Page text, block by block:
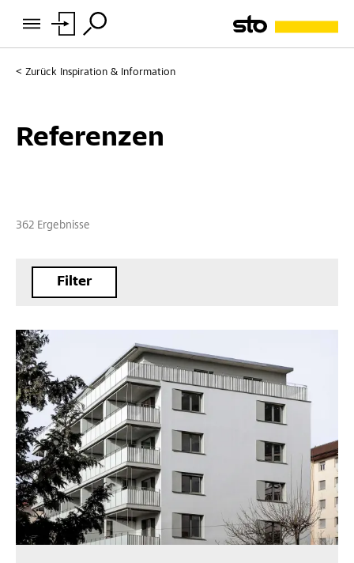
Zurück Inspiration & Information
Referenzen
362 Ergebnisse
Filter